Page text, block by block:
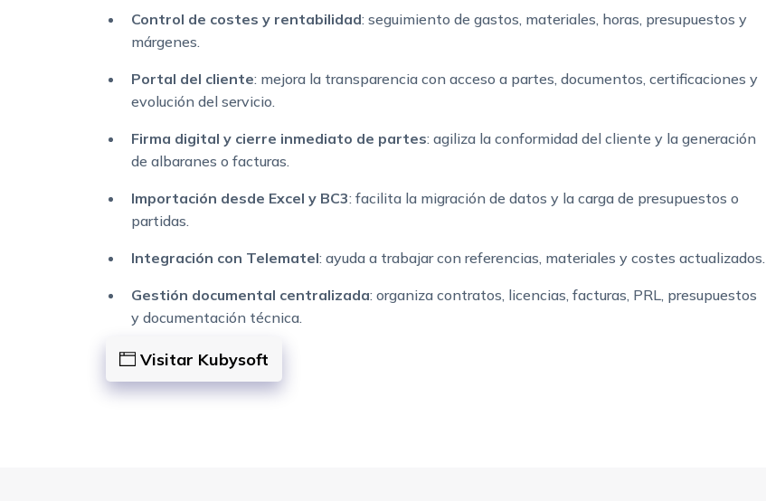
Control de costes y rentabilidad: seguimiento de gastos, materiales, horas, presupuestos y
márgenes.
Portal del cliente: mejora la transparencia con acceso a partes, documentos, certificaciones y
evolución del servicio.
Firma digital y cierre inmediato de partes: agiliza la conformidad del cliente y la generación
de albaranes o facturas.
Importación desde Excel y BC3: facilita la migración de datos y la carga de presupuestos o
partidas.
Integración con Telematel: ayuda a trabajar con referencias, materiales y costes actualizados.
Gestión documental centralizada: organiza contratos, licencias, facturas, PRL, presupuestos
y documentación técnica.
Visitar Kubysoft